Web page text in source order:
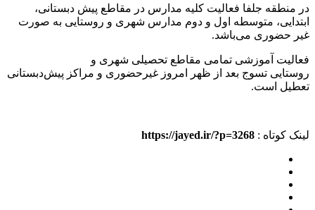
در منطقه جلفا فعالیت کلیه مدارس در مقاطع پیش دبستانی،
ابتدایی، متوسطه اول و دوم مدارس شهری و روستایی به صورت
غیر حضوری می‌باشد.
فعالیت آموزشی تمامی مقاطع تحصیلی شهری و
روستایی تسوج بعد از ظهر امروز غیرحضوری و مراکز پیش‌دبستانی
تعطیل است.
لینک کوتاه : https://jayed.ir/?p=3268